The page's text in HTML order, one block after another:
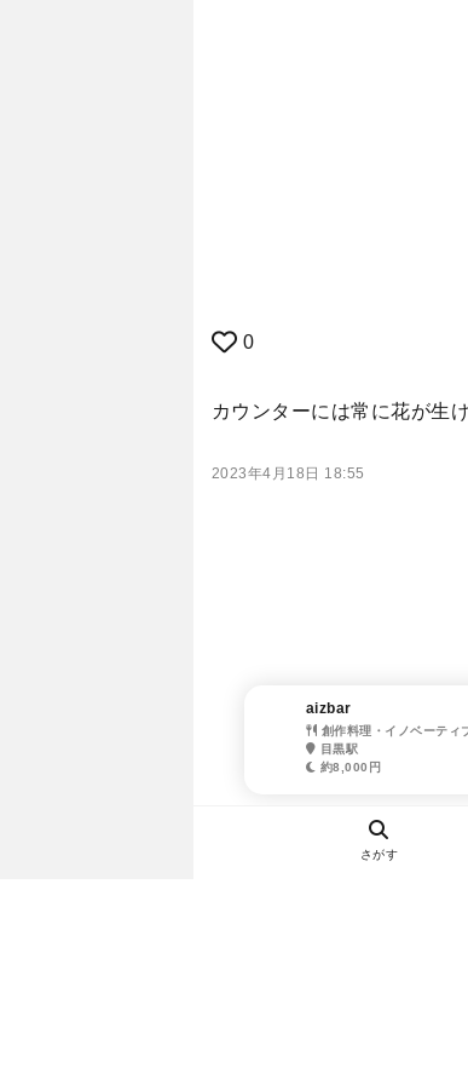
0
カウンターには常に花が生
2023年4月18日 18:55
aizbar
創作料理・イノベーティ
目黒駅
約8,000円
さがす